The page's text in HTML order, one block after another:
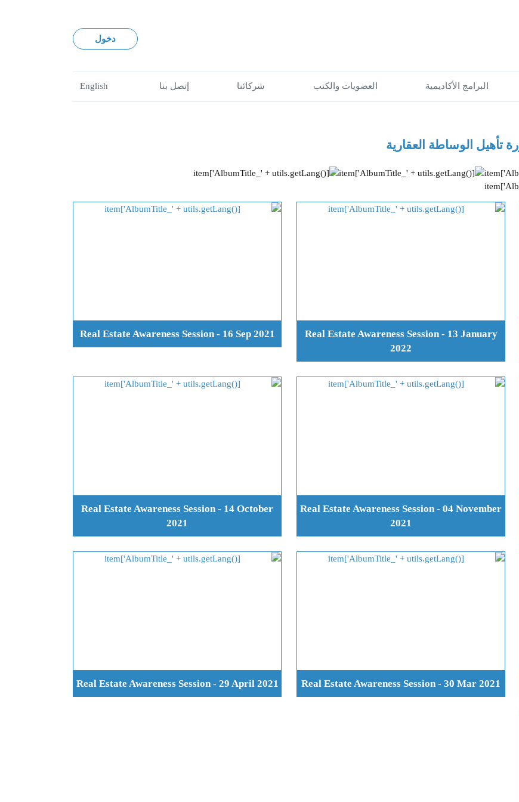
دخول
البرامج الأكاديمية العضويات والكتب شركائنا إتصل بنا English
Real Estate Awareness Session - 13 January
2022
Real Estate Awareness Session - 16 Sep 2021
Real Estate Awareness Session - 04 November
2021
Real Estate Awareness Session - 14 October
2021
Real Estate Awareness Session - 30 Mar 2021
Real Estate Awareness Session - 29 April 2021